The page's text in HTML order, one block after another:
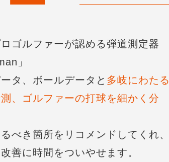
ゴルファーが認める弾道測定器
」
タ、ボールデータと 多岐にわたる
、ゴルファーの打球を細かく分
べき箇所をリコメンドしてくれ、
善に時間をついやせます。